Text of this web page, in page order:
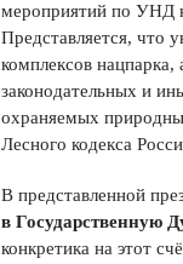
мероприятий по УНД
Представляется, что
комплексов
законодательных и
охраняемых
Лесного кодекса
В представленной
в Государственную
конкретика на этот